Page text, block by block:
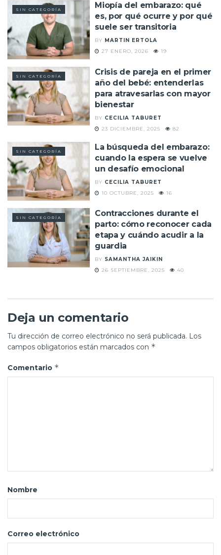
SIN CATEGORÍA
Miopía del embarazo: qué
es, por qué ocurre y por qué
suele ser transitoria
BY MARTIN ERTOLA
27 ENERO, 2026
19
SIN CATEGORÍA
Crisis de pareja en el primer
año del bebé: entenderlas
para atravesarlas con mayor
bienestar
BY CECILIA TABURET
23 DICIEMBRE, 2025
82
SIN CATEGORÍA
La búsqueda del embarazo:
cuando la espera se vuelve
un desafío emocional
BY CECILIA TABURET
10 OCTUBRE, 2025
16
SIN CATEGORÍA
Contracciones durante el
parto: cómo reconocer cada
etapa y cuándo acudir a la
guardia
BY SAMANTHA JAIKIN
26 SEPTIEMBRE, 2025
40
Deja un comentario
Tu dirección de correo electrónico no será publicada. Los
campos obligatorios están marcados con *
Comentario *
Nombre
Correo electrónico